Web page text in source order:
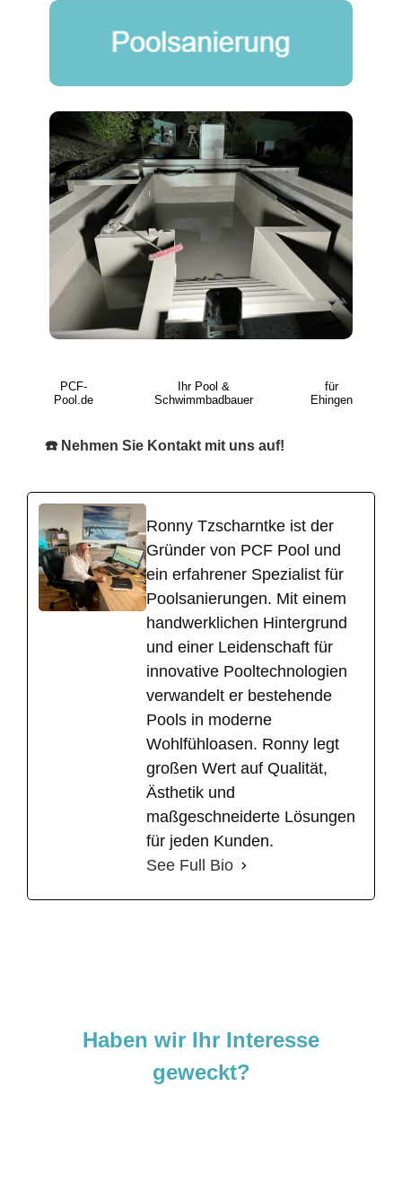
PCF-
Pool.de
Ihr Pool &
Schwimmbadbauer
für
Ehingen
☎️ Nehmen Sie Kontakt mit uns auf!
Ronny Tzscharntke ist der
Gründer von PCF Pool und
ein erfahrener Spezialist für
Poolsanierungen. Mit einem
handwerklichen Hintergrund
und einer Leidenschaft für
innovative Pooltechnologien
verwandelt er bestehende
Pools in moderne
Wohlfühloasen. Ronny legt
großen Wert auf Qualität,
Ästhetik und
maßgeschneiderte Lösungen
für jeden Kunden.
See Full Bio
Haben wir Ihr Interesse
geweckt?